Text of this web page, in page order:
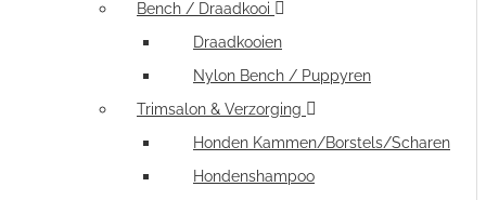
Bench / Draadkooi
Draadkooien
Nylon Bench / Puppyren
Trimsalon & Verzorging
Honden Kammen/Borstels/Scharen
Hondenshampoo